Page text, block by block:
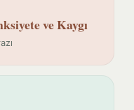
ve Kaygı